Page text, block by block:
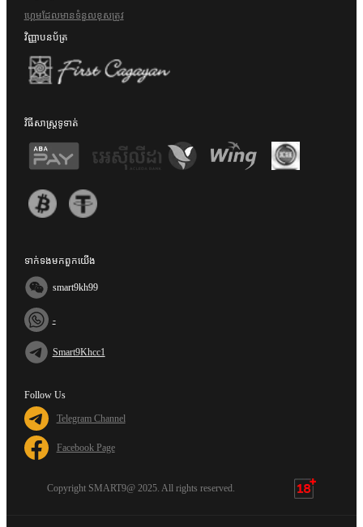
ហ្គេមដែលមានទំនួលខុសត្រូវ
វិញ្ញាបនប័ត្រ
វិធី​សា​ស្រ្ត​ទូទាត់
ទាក់ទង​មក​ពួក​យើង
smart9kh99
-
Smart9Khcc1
Follow Us
Telegram Channel
Facebook Page
Copyright SMART9@ 2025. All rights reserved.